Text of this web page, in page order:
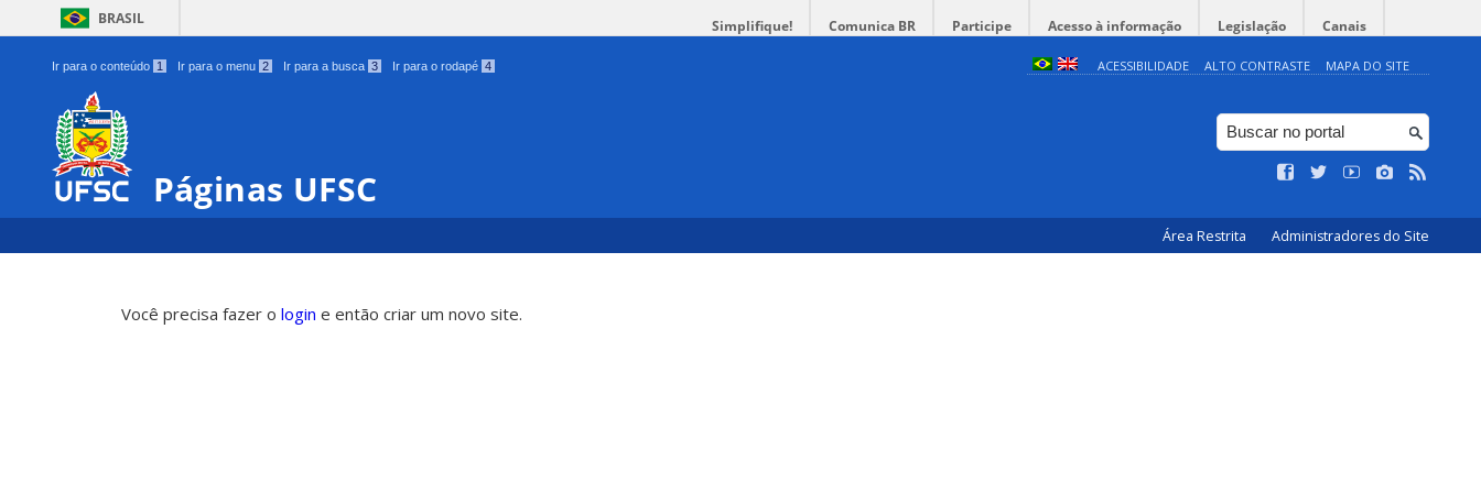
BRASIL Simplifique! Comunica BR Participe Acesso à informação Legislação Canais
Ir para o conteúdo 1 Ir para o menu 2 Ir para a busca 3 Ir para o rodapé 4 ACESSIBILIDADE ALTO CONTRASTE MAPA DO SITE
Páginas UFSC
Área Restrita Administradores do Site
Você precisa fazer o login e então criar um novo site.